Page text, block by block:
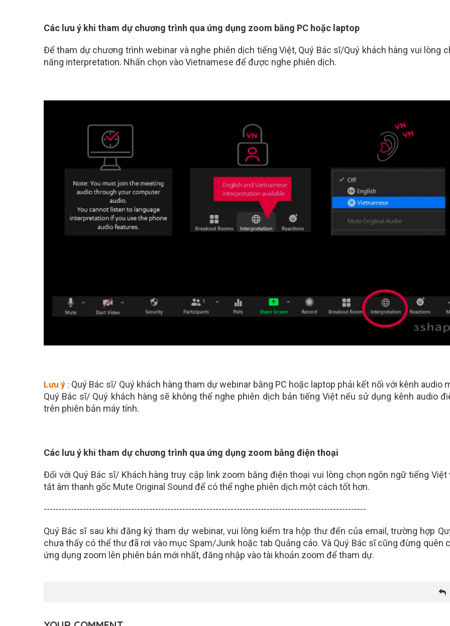
Các lưu ý khi tham dự chương trình qua ứng dụng zoom bằng PC hoặc laptop
Để tham dự chương trình webinar và nghe phiên dịch tiếng Việt, Quý Bác sĩ/Quý khách hàng vui lòng
năng interpretation. Nhấn chọn vào Vietnamese để được nghe phiên dịch.
Lưu ý : Quý Bác sĩ/ Quý khách hàng tham dự webinar bằng PC hoặc laptop phải kết nối với kênh audio
Quý Bác sĩ/ Quý khách hàng sẽ không thể nghe phiên dịch bản tiếng Việt nếu sử dụng kênh audio
trên phiên bản máy tính.
Các lưu ý khi tham dự chương trình qua ứng dụng zoom bằng điện thoại
Đối với Quý Bác sĩ/ Khách hàng truy cập link zoom bằng điện thoại vui lòng chọn ngôn ngữ tiếng Việt
tắt âm thanh gốc Mute Original Sound để có thể nghe phiên dịch một cách tốt hơn.
-----------------------------------------------------------------------------------------------------------
Quý Bác sĩ sau khi đăng ký tham dự webinar, vui lòng kiểm tra hộp thư đến của email, trường hợp
chưa thấy có thể thư đã rơi vào mục Spam/Junk hoặc tab Quảng cáo. Và Quý Bác sĩ cũng đừng quên
ứng dụng zoom lên phiên bản mới nhất, đăng nhập vào tài khoản zoom để tham dự.